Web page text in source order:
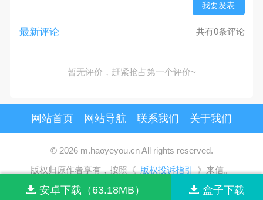
我要发表
最新评论 共有0条评论
暂无评价，赶紧抢占第一个评价~
网站首页 网站导航 联系我们 关于我们
© 2026 m.haoyeyou.cn All rights reserved.
版权归原作者享有，按照《 版权投诉指引 》来信。
安卓下载（63.18MB） 盒子下载